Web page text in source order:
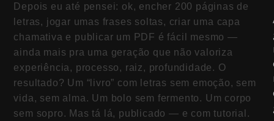
Depois eu até pensei: ok, encher 200 páginas de
letras, jogar umas frases soltas, criar uma capa
chamativa e publicar um PDF é fácil mesmo —
ainda mais pra uma geração que não valoriza
experiência, processo, raiz, profundidade. O
resultado? Um “livro” com letras sem emoção, sem
vida, sem alma. Um bolo sem fermento. Um corpo
sem sopro. Mas tá lá, publicado — e com tutorial.